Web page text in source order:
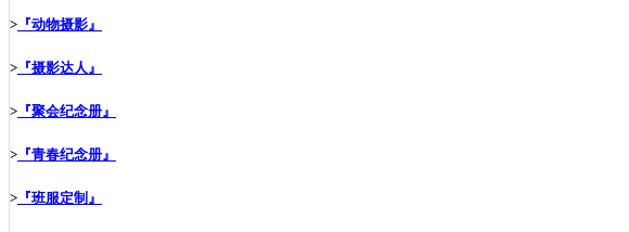
> 『动物摄影』
> 『摄影达人』
> 『聚会纪念册』
> 『青春纪念册』
> 『班服定制』